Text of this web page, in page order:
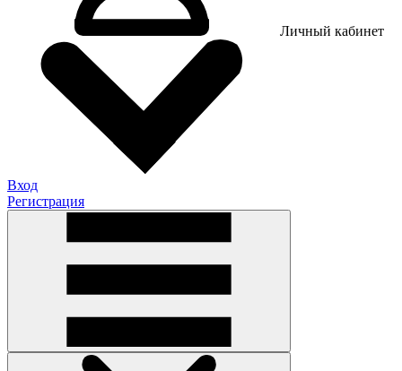
Личный кабинет
Вход
Регистрация